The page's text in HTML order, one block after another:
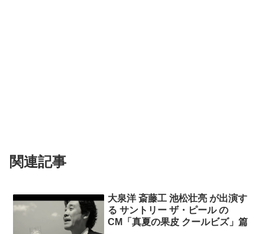
関連記事
大泉洋 斎藤工 池松壮亮 が出演す
る サントリー ザ・ピール の
CM「真夏の果皮 クールビズ」篇